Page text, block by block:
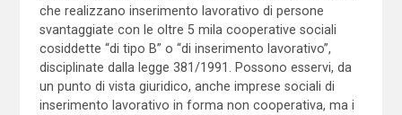
che realizzano inserimento lavorativo di persone
svantaggiate con le oltre 5 mila cooperative sociali
cosiddette “di tipo B” o “di inserimento lavorativo”,
disciplinate dalla legge 381/1991. Possono esservi, da
un punto di vista giuridico, anche imprese sociali di
inserimento lavorativo in forma non cooperativa, ma i